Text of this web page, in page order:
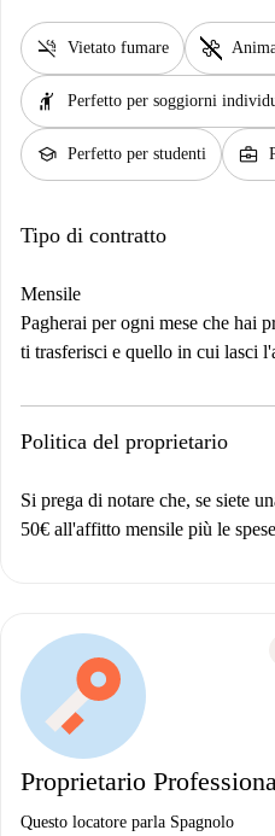
smoke_free Vietato fumare pet_supplies
hail Perfetto per soggiorni
school Perfetto per studenti business_center
Tipo di contratto
Mensile
Pagherai per ogni mese che hai
ti trasferisci e quello in cui lasci
Politica del proprietario
Si prega di notare che, se siete
50€ all'affitto mensile più le
Proprietario
Questo locatore parla Spagnolo